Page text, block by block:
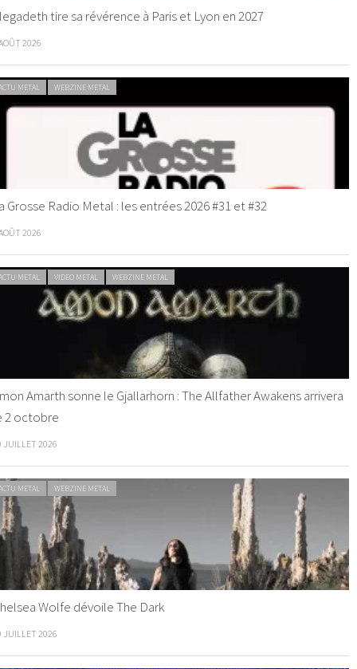
tire sa révérence à Paris et Lyon en 2027
2026
METAL WEBZINE METAL
Grosse Radio Metal : les entrées 2026 #31 et #32
2026
METAL VIDEO METAL WEBZINE METAL
Amarth sonne le Gjallarhorn : The Allfather Awakens arrivera
2 octobre
JUILLET 2026
METAL WEBZINE METAL
Wolfe dévoile The Dark
JUILLET 2026